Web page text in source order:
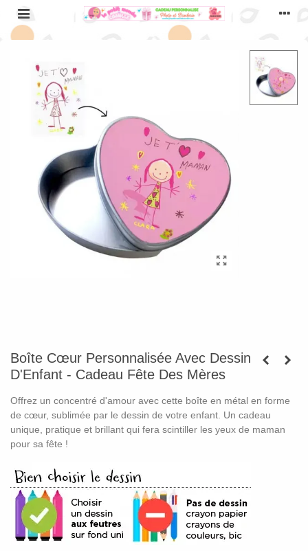
Boîte Cœur Personnalisée Avec Dessin
D'Enfant - Cadeau Fête Des Mères
Offrez un concentré d'amour avec cette boîte en métal en forme
de cœur, sublimée par le dessin de votre enfant. Un cadeau
unique, pratique et brillant qui fera scintiller les yeux de maman
pour sa fête !